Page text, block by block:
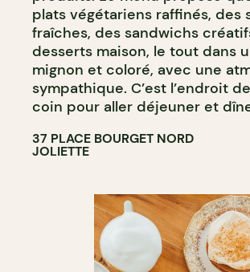
plats végétariens raffinés, des
fraîches, des sandwichs
desserts maison, le tout dans
mignon et coloré, avec une
sympathique. C’est l’endroit
coin pour aller déjeuner et
37 PLACE BOURGET NORD
JOLIETTE